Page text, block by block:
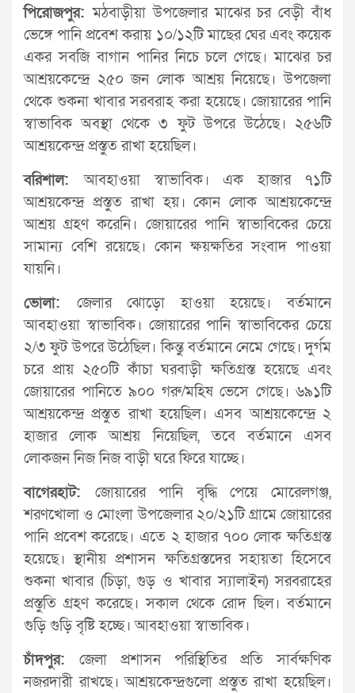
পিরোজপুর:মঠবাড়ীয়া উপজেলার মাঝের চর বেড়ী বাঁধ
ভেঙ্গে পানি প্রবেশ করায় ১০/১২টি মাছের ঘের এবং কয়েক
একর সবজি বাগান পানির নিচে চলে গেছে। মাঝের চর
আশ্রয়কেন্দ্রে ২৫০ জন লোক আশ্রয় নিয়েছে। উপজেলা
থেকে শুকনা খাবার সরবরাহ করা হয়েছে। জোয়ারের পানি
স্বাভাবিক অবস্থা থেকে ৩ ফুট উপরে উঠেছে। ২৫৬টি
আশ্রয়কেন্দ্র প্রস্তুত রাখা হয়েছিল।
বরিশাল:আবহাওয়া স্বাভাবিক। এক হাজার ৭১টি
আশ্রয়কেন্দ্র প্রস্তুত রাখা হয়। কোন লোক আশ্রয়কেন্দ্রে
আশ্রয় গ্রহণ করেনি। জোয়ারের পানি স্বাভাবিকের চেয়ে
সামান্য বেশি রয়েছে। কোন ক্ষয়ক্ষতির সংবাদ পাওয়া
যায়নি।
ভোলা: জেলার ঝোড়ো হাওয়া হয়েছে। বর্তমানে
আবহাওয়া স্বাভাবিক। জোয়ারের পানি স্বাভাবিকের চেয়ে
২/৩ ফুট উপরে উঠেছিল। কিন্তু বর্তমানে নেমে গেছে। দুর্গম
চরে প্রায় ২৫০টি কাঁচা ঘরবাড়ী ক্ষতিগ্রস্ত হয়েছে এবং
জোয়ারের পানিতে ৯০০ গরু/মহিষ ভেসে গেছে। ৬৯১টি
আশ্রয়কেন্দ্র প্রস্তুত রাখা হয়েছিল। এসব আশ্রয়কেন্দ্রে ২
হাজার লোক আশ্রয় নিয়েছিল, তবে বর্তমানে এসব
লোকজন নিজ নিজ বাড়ী ঘরে ফিরে যাচ্ছে।
বাগেরহাট: জোয়ারের পানি বৃদ্ধি পেয়ে মোরেলগঞ্জ,
শরণখোলা ও মোংলা উপজেলার ২০/২১টি গ্রামে জোয়ারের
পানি প্রবেশ করেছে। এতে ২ হাজার ৭০০ লোক ক্ষতিগ্রস্ত
হয়েছে। স্থানীয় প্রশাসন ক্ষতিগ্রস্তদের সহায়তা হিসেবে
শুকনা খাবার (চিড়া, গুড় ও খাবার স্যালাইন) সরবরাহের
প্রস্তুতি গ্রহণ করেছে। সকাল থেকে রোদ ছিল। বর্তমানে
গুড়ি গুড়ি বৃষ্টি হচ্ছে। আবহাওয়া স্বাভাবিক।
চাঁদপুর: জেলা প্রশাসন পরিস্থিতির প্রতি সার্বক্ষণিক
নজরদারী রাখছে। আশ্রয়কেন্দ্রগুলো প্রস্তুত রাখা হয়েছিল।